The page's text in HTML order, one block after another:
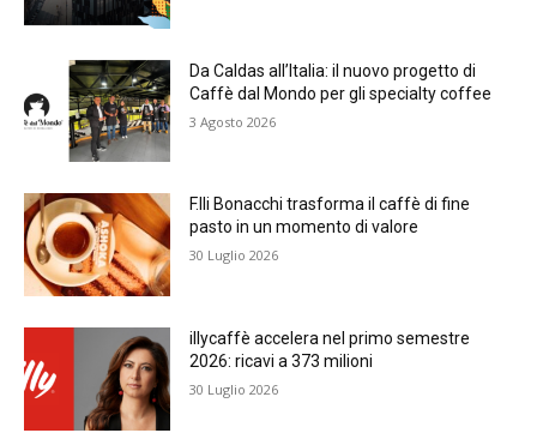
Da Caldas all’Italia: il nuovo progetto di
Caffè dal Mondo per gli specialty coffee
3 Agosto 2026
F.lli Bonacchi trasforma il caffè di fine
pasto in un momento di valore
30 Luglio 2026
illycaffè accelera nel primo semestre
2026: ricavi a 373 milioni
30 Luglio 2026